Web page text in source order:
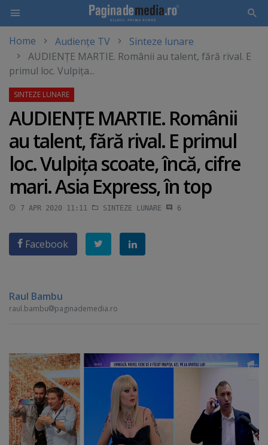
main
content
Home Audiențe TV
Sinteze lunare
AUDIENŢE MARTIE. Românii au talent, fără rival. E
primul loc. Vulpiţa...
AUDIENŢE MARTIE. Românii
au talent, fără rival. E primul
loc. Vulpiţa scoate, încă, cifre
mari. Asia Express, în top
7 APR 2020 11:11 SINTEZE LUNARE 6
Facebook
Raul Bambu
raul.bambu paginademedia.ro